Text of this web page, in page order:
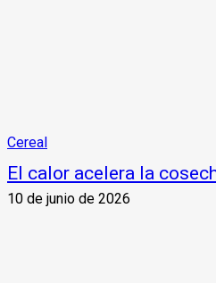
Cereal
El calor acelera la
10 de junio de 2026